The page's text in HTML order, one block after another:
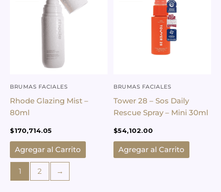
BRUMAS FACIALES
Rhode Glazing Mist –
80ml
$170,714.05
Agregar al Carrito
BRUMAS FACIALES
Tower 28 – Sos Daily
Rescue Spray – Mini 30ml
$54,102.00
Agregar al Carrito
1 2 →